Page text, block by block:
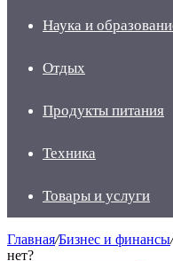
Наука и
Отдых
Продукты питания
Техника
Товары и услуги
Главная/Бизнес и финансы/
нет?